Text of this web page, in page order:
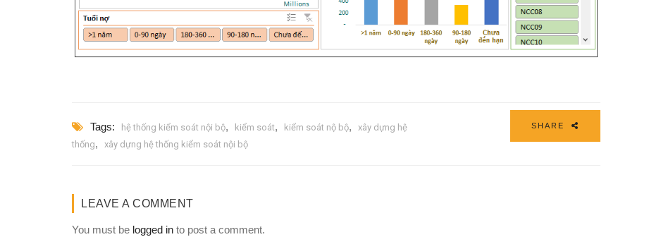
Tags: hệ thống kiểm soát nội bộ, kiểm soát, kiểm soát nộ bộ,
xây dựng hệ
thống, xây dựng hệ thống kiểm soát nội bộ
SHARE
LEAVE A COMMENT
You must be logged in to post a comment.